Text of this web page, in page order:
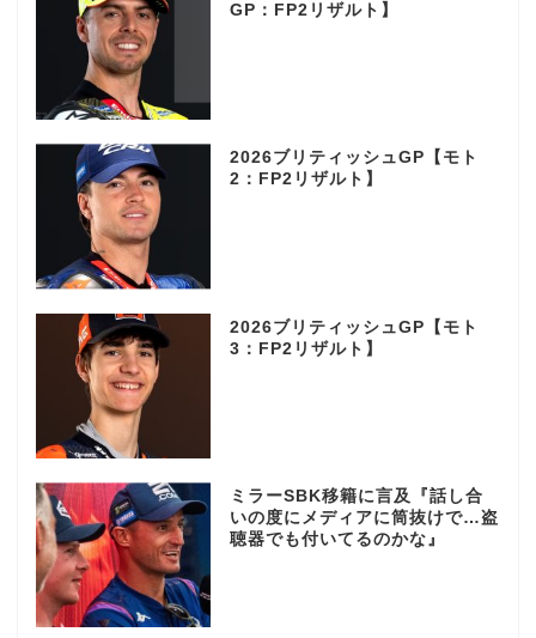
GP：FP2リザルト】
2026ブリティッシュGP【モト
2：FP2リザルト】
2026ブリティッシュGP【モト
3：FP2リザルト】
ミラーSBK移籍に言及『話し合
いの度にメディアに筒抜けで…盗
聴器でも付いてるのかな』